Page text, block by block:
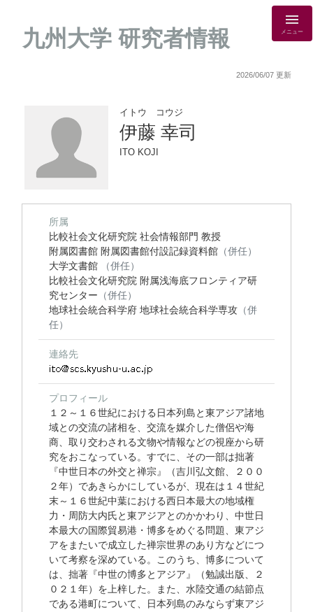
九州大学 研究者情報 メニュー
2026/06/07 更新
イトウ コウジ
伊藤 幸司
ITO KOJI
所属
比較社会文化研究院 社会情報部門 教授
附属図書館 附属図書館付設記録資料館 （併任）
大学文書館
（併任）
比較社会文化研究院 附属浅海底フロンティア研
究センター （併任）
地球社会統合科学府 地球社会統合科学専攻 （併
任）
連絡先
プロフィール
１２～１６世紀における日本列島と東アジア諸地
域との交流の諸相を、交流を媒介した僧侶や海
商、取り交わされる文物や情報などの視座から研
究をおこなっている。すでに、その一部は拙著
『中世日本の外交と禅宗』（吉川弘文館、２００
２年）であきらかにしているが、現在は１４世紀
末～１６世紀中葉における西日本最大の地域権
力・周防大内氏と東アジアとのかかわり、中世日
本最大の国際貿易港・博多をめぐる問題、東アジ
アをまたいで成立した禅宗世界のあり方などにつ
いて考察を深めている。このうち、博多について
は、拙著『中世の博多とアジア』（勉誠出版、２
０２１年）を上梓した。また、水陸交通の結節点
である港町について、日本列島のみならず東アジ